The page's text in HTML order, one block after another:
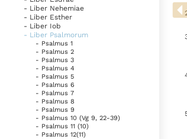
Denzinger
- Liber Nehemiae
- Liber Esther
- Liber Iob
- Liber Psalmorum
- Psalmus 1
- Psalmus 2
- Psalmus 3
- Psalmus 4
- Psalmus 5
- Psalmus 6
- Psalmus 7
- Psalmus 8
- Psalmus 9
- Psalmus 10 (Vg 9, 22-39)
- Psalmus 11 (10)
- Psalmus 12(11)